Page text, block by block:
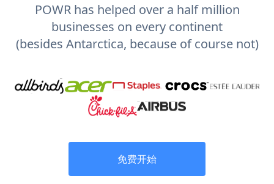
POWR has helped over a half million
businesses on every continent
(besides Antarctica, because of course not)
免费开始